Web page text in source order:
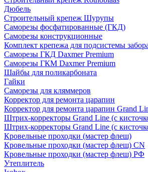
Дюбель
Строительный крепеж Шурупы
Саморeзы фосфатированные (ГКД)
Саморезы конструкционные
Комплект крепежа для подсистемы
Саморезы ГКД Daxmer Premium
Саморезы ГКМ Daxmer Premium
Шайбы для поликарбоната
Гайки
Саморезы для кляммеров
Корректор для ремонта царапин
Корректор для ремонта царапин Grand
Штрих-корректоры Grand Line (с
Штрих-корректоры Grand Line (с
Кровельные проходки (мастер флеш)
Кровельные проходки (мастер флеш) CN
Кровельные проходки (мастер флеш) РФ
Утеплитель